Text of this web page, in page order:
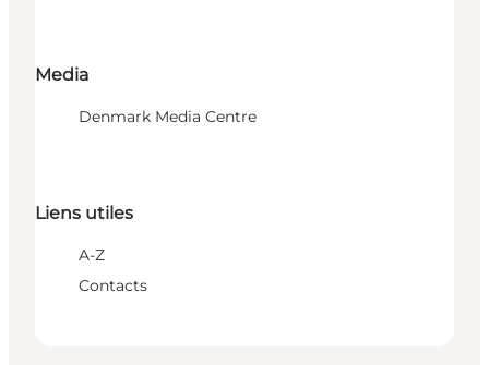
Media
Denmark Media Centre
Liens utiles
A-Z
Contacts